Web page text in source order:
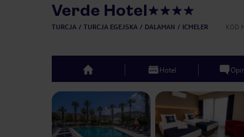
Verde Hotel
TURCJA TURCJA EGEJSKA DALAMAN ICMELER KOD
top Hotel
Previous slide